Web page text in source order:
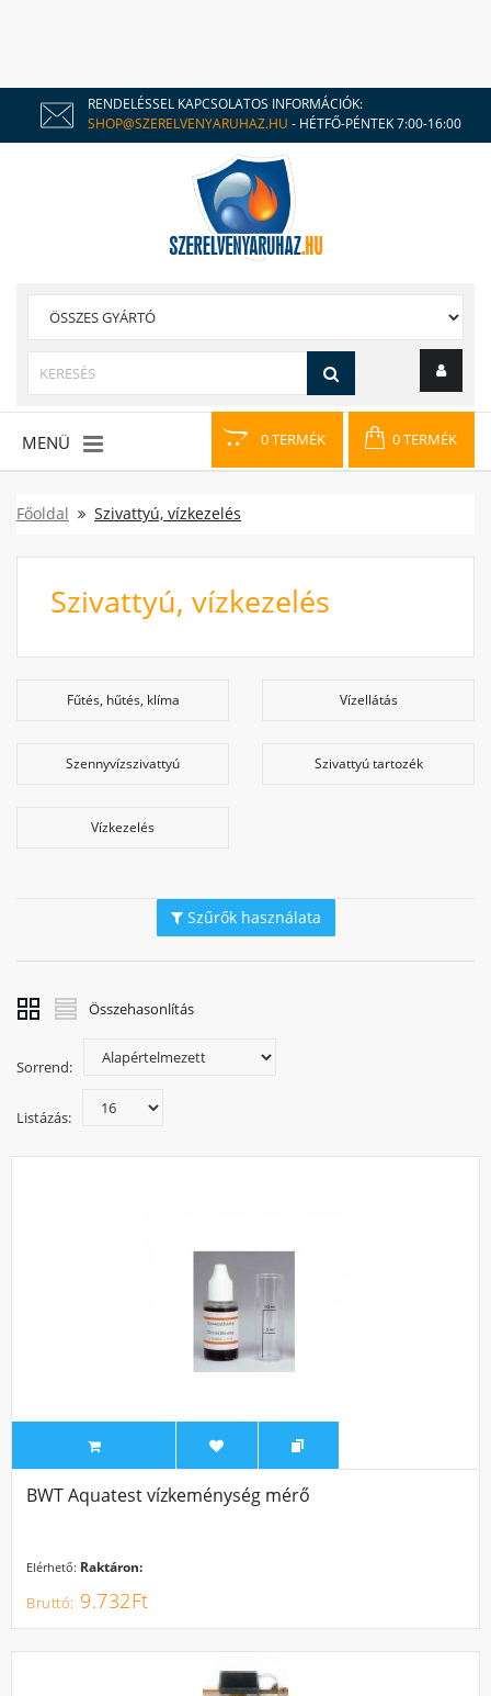
RENDELÉSSEL KAPCSOLATOS INFORMÁCIÓK:
SHOP@SZERELVENYARUHAZ.HU - HÉTFŐ-PÉNTEK 7:00-16:00
0 TERMÉK 0 TERMÉK
MENÜ
Főoldal Szivattyú, vízkezelés
Szivattyú, vízkezelés
Fűtés, hűtés, klíma Vízellátás
Szennyvízszivattyú Szivattyú tartozék
Vízkezelés
Szűrők használata
Összehasonlítás
Sorrend:
Listázás:
BWT Aquatest vízkeménység mérő
Elérhető: Raktáron:
9.732Ft